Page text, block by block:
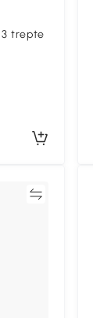
3 trepte
x 35 x